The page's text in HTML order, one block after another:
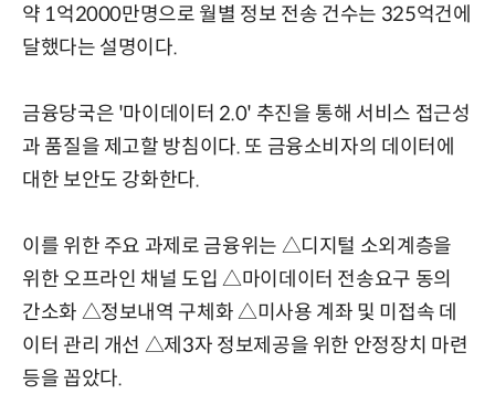
약 1억2000만명으로 월별 정보 전송 건수는 325억건에
달했다는 설명이다.
금융당국은 '마이데이터 2.0' 추진을 통해 서비스 접근성
과 품질을 제고할 방침이다. 또 금융소비자의 데이터에
대한 보안도 강화한다.
이를 위한 주요 과제로 금융위는 △디지털 소외계층을
위한 오프라인 채널 도입 △마이데이터 전송요구 동의
간소화 △정보내역 구체화 △미사용 계좌 및 미접속 데
이터 관리 개선 △제3자 정보제공을 위한 안정장치 마련
등을 꼽았다.